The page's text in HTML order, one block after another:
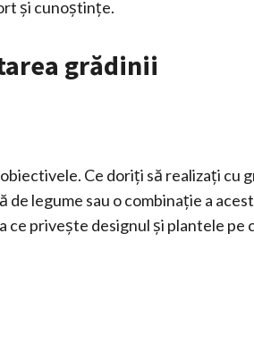
și cunoștințe.
grădinii
Ce doriți să realizați cu
legume sau o combinație a
ce privește designul și plantele pe